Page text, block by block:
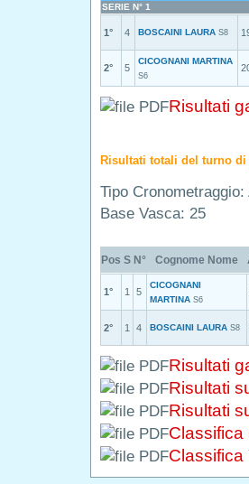
SERIE N° 1
1° 4 BOSCAINI LAURA S8
2° 5
CICOGNANI MARTINA
S6
Risultati
Risultati totali del turno
Tipo Cronometraggio:
Base Vasca: 25
Pos S N° Cognome Nome
1° 1 5
CICOGNANI
MARTINA S6
2° 1 4 BOSCAINI LAURA S8
Risultati
Risultati
Risultati
Classifica
Classifica